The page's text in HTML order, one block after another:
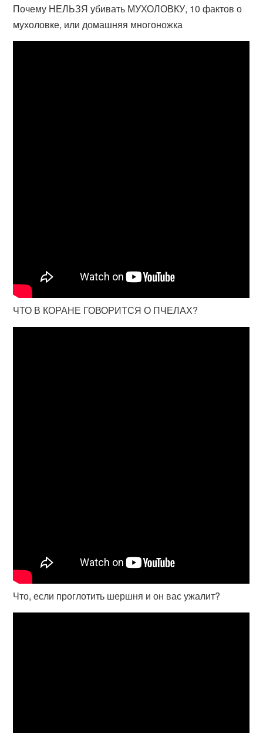
Почему НЕЛЬЗЯ убивать МУХОЛОВКУ, 10 фактов о
мухоловке, или домашняя многоножка
ЧТО В КОРАНЕ ГОВОРИТСЯ О ПЧЕЛАХ?
Что, если проглотить шершня и он вас ужалит?